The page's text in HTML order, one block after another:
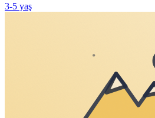
3-5 yaş